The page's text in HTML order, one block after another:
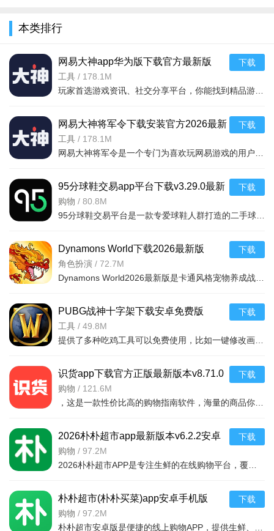
4、除此之外，在软件中用户可以随时随地的对门头照、店铺
本类排行
网易大神app华为版下载官方最新版
v4.15.0华为版
工具 / 178.1M
下载
网易大神将军令下载安装官方2026最新
版v4.15.0安卓版
工具 / 178.1M
下载
95分球鞋交易app平台下载v3.29.0最新
版
购物 / 80.8M
下载
Dynamons World下载2026最新版
v1.12.62 安卓版
角色扮演 / 72.7M
下载
PUBG战神十字架下载安卓免费版
v7.68.0安卓免费版
工具 / 49.8M
下载
识货app下载官方正版最新版本v8.71.0
安卓版
购物 / 121.6M
下载
2026朴朴超市app最新版本v6.2.2安卓
最新版
购物 / 97.2M
下载
朴朴超市(朴朴买菜)app安卓手机版
v6.2.2安卓版
购物 / 97.2M
下载